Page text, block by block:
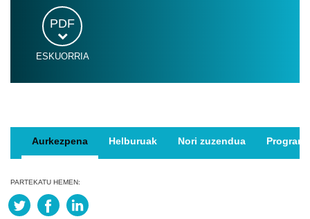
PDF
ESKUORRIA
Aurkezpena Helburuak Nori zuzendua
PARTEKATU HEMEN: